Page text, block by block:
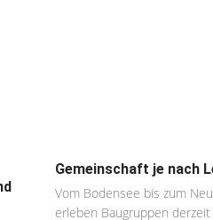
Gemeinschaft je nach
Vom Bodensee bis zum
erleben Baugruppen derzeit